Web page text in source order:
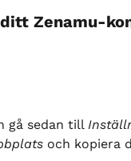
Zenamu-
gå sedan till
och kopiera